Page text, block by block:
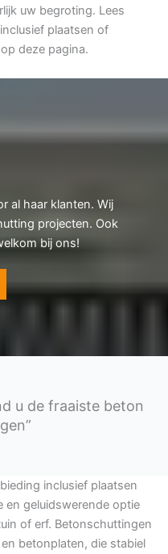
uw begroting. Lees
plaatsen of
op deze pagina.
al haar klanten. Wij
projecten. Ook
bij ons!
u de fraaiste beton
inclusief plaatsen
en geluidswerende optie
of erf. Betonschuttingen
betonplaten, die stabiel